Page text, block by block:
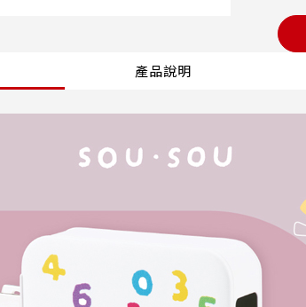
產品說明